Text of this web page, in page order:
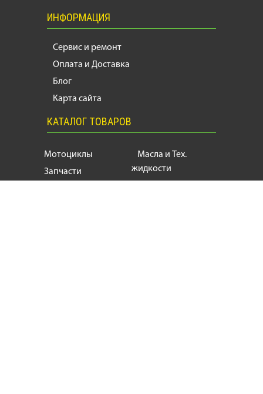
ИНФОРМАЦИЯ
Сервис и ремонт
Оплата и Доставка
Блог
Карта сайта
КАТАЛОГ ТОВАРОВ
Мотоциклы
Запчасти
Масла и Тех.
жидкости